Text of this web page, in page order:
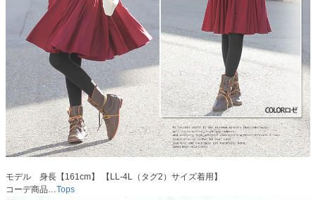
モデル 身長【161cm】 【LL-4L（タグ2）サイズ着用】
コーデ商品… Tops